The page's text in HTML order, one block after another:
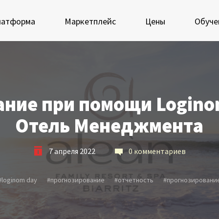
Маркетплейс Цены
аналитиков
IT-специалистов
и ответы
Кубок Loginom
Клиенты
Проекты
Блог
при помощи
Отель Менеджмента
7 апреля 2022 0 комментариев
loginom day #прогнозирование #отчетность #